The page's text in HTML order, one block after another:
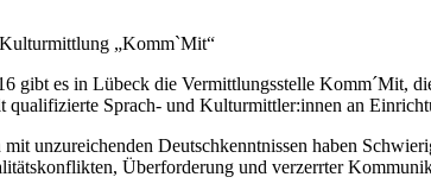
„Komm`Mit“
gibt es in Lübeck die Vermittlungsstelle Komm´Mit,
Sprach- und Kulturmittler:innen an
unzureichenden Deutschkenntnissen haben
Überforderung und verzerrter